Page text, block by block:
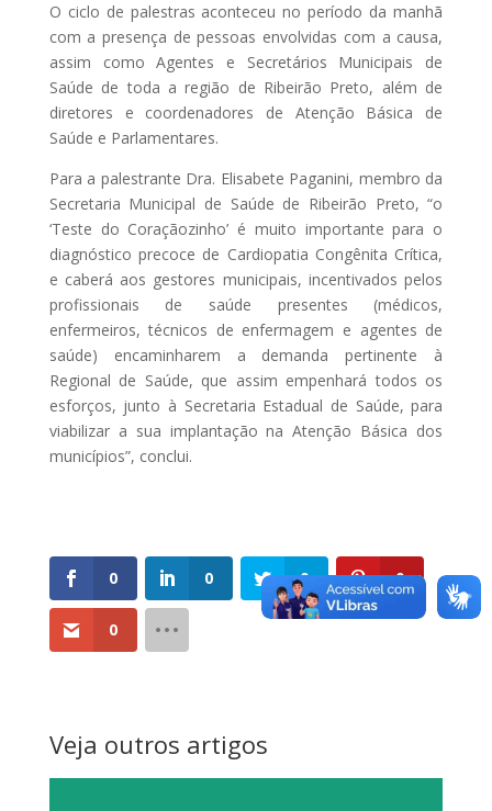
O ciclo de palestras aconteceu no período da manhã
com a presença de pessoas envolvidas com a causa,
assim como Agentes e Secretários Municipais de
Saúde de toda a região de Ribeirão Preto, além de
diretores e coordenadores de Atenção Básica de
Saúde e Parlamentares.
Para a palestrante Dra. Elisabete Paganini, membro da
Secretaria Municipal de Saúde de Ribeirão Preto, “o
‘Teste do Coraçãozinho’ é muito importante para o
diagnóstico precoce de Cardiopatia Congênita Crítica,
e caberá aos gestores municipais, incentivados pelos
profissionais de saúde presentes (médicos,
enfermeiros, técnicos de enfermagem e agentes de
saúde) encaminharem a demanda pertinente à
Regional de Saúde, que assim empenhará todos os
esforços, junto à Secretaria Estadual de Saúde, para
viabilizar a sua implantação na Atenção Básica dos
municípios”, conclui.
0 0 0 0
0
Veja outros artigos